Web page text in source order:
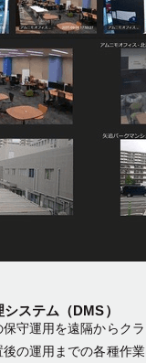
ステム（DMS）
守運用を遠隔からク
の運用までの各種作